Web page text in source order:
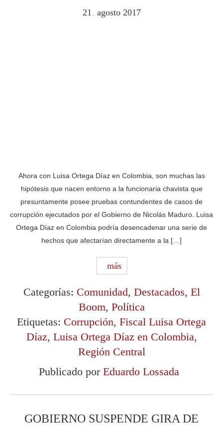
21 agosto 2017
Ahora con Luisa Ortega Díaz en Colombia, son muchas las
hipótesis que nacen entorno a la funcionaria chavista que
presuntamente posee pruebas contundentes de casos de
corrupción ejecutados por el Gobierno de Nicolás Maduro. Luisa
Ortega Díaz en Colombia podría desencadenar una serie de
hechos que afectarían directamente a la […]
más
Categorías: Comunidad, Destacados, El
Boom, Política
Etiquetas: Corrupción, Fiscal Luisa Ortega
Díaz, Luisa Ortega Díaz en Colombia,
Región Central
Publicado por Eduardo Lossada
GOBIERNO SUSPENDE GIRA DE